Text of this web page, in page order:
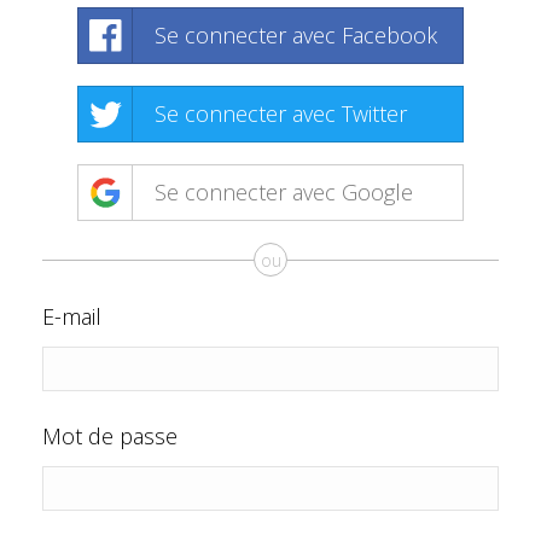
Se connecter avec Facebook
Se connecter avec Twitter
Se connecter avec Google
ou
E-mail
Mot de passe